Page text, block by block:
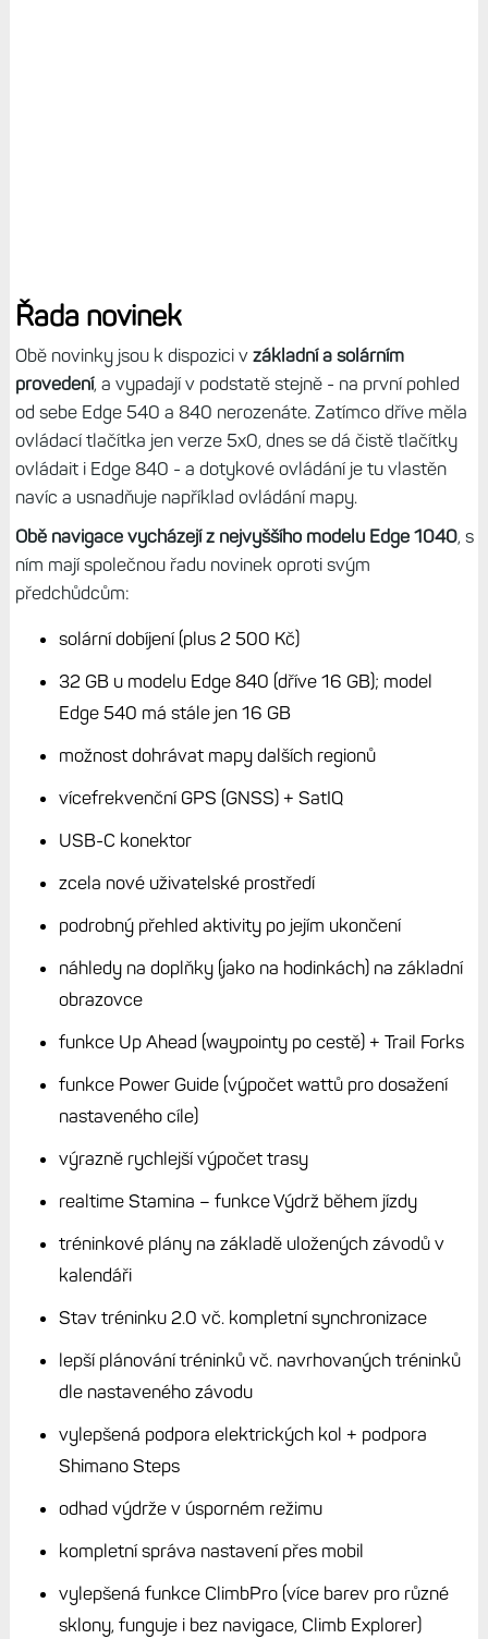
Řada novinek
Obě novinky jsou k dispozici v základní a solárním
provedení, a vypadají v podstatě stejně - na první pohled
od sebe Edge 540 a 840 nerozenáte. Zatímco dříve měla
ovládací tlačítka jen verze 5x0, dnes se dá čistě tlačítky
ovládait i Edge 840 - a dotykové ovládání je tu vlastěn
navíc a usnadňuje například ovládání mapy.
Obě navigace vycházejí z nejvyššího modelu Edge 1040, s
ním mají společnou řadu novinek oproti svým
předchůdcům:
solární dobíjení (plus 2 500 Kč)
32 GB u modelu Edge 840 (dříve 16 GB); model
Edge 540 má stále jen 16 GB
možnost dohrávat mapy dalších regionů
vícefrekvenční GPS (GNSS) + SatIQ
USB-C konektor
zcela nové uživatelské prostředí
podrobný přehled aktivity po jejím ukončení
náhledy na doplňky (jako na hodinkách) na základní
obrazovce
funkce Up Ahead (waypointy po cestě) + Trail Forks
funkce Power Guide (výpočet wattů pro dosažení
nastaveného cíle)
výrazně rychlejší výpočet trasy
realtime Stamina – funkce Výdrž během jízdy
tréninkové plány na základě uložených závodů v
kalendáři
Stav tréninku 2.0 vč. kompletní synchronizace
lepší plánování tréninků vč. navrhovaných tréninků
dle nastaveného závodu
vylepšená podpora elektrických kol + podpora
Shimano Steps
odhad výdrže v úsporném režimu
kompletní správa nastavení přes mobil
vylepšená funkce ClimbPro (více barev pro různé
sklony, funguje i bez navigace, Climb Explorer)